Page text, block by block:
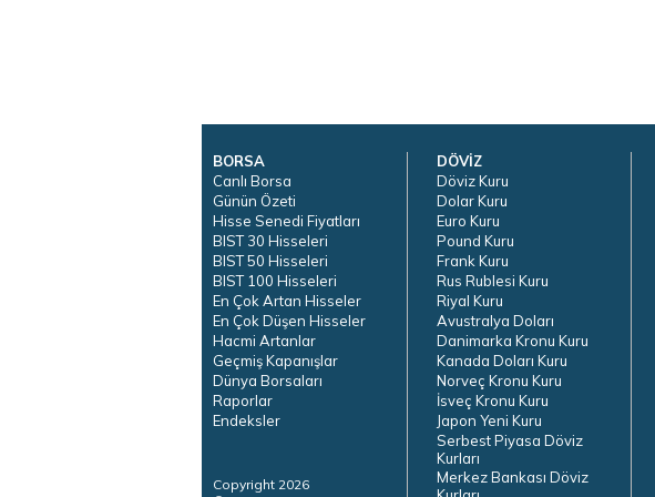
BORSA
Canlı Borsa
Günün Özeti
Hisse Senedi Fiyatları
BIST 30 Hisseleri
BIST 50 Hisseleri
BIST 100 Hisseleri
En Çok Artan Hisseler
En Çok Düşen Hisseler
Hacmi Artanlar
Geçmiş Kapanışlar
Dünya Borsaları
Raporlar
Endeksler
Copyright 2026
DÖVİZ
Döviz Kuru
Dolar Kuru
Euro Kuru
Pound Kuru
Frank Kuru
Rus Rublesi Kuru
Riyal Kuru
Avustralya Doları
Danimarka Kronu Kuru
Kanada Doları Kuru
Norveç Kronu Kuru
İsveç Kronu Kuru
Japon Yeni Kuru
Serbest Piyasa Döviz
Kurları
Merkez Bankası Döviz